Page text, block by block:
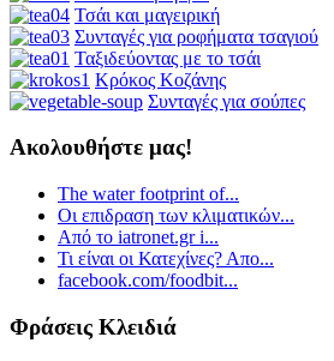
Τσάι και μαγειρική
Συνταγές για ροφήματα τσαγιού
Ταξιδεύοντας με το τσάι
Κρόκος Κοζάνης
Συνταγές για σούπες
Ακολουθήστε μας!
The water footprint of...
Οι επιδραση των κλιματικών...
Από το iatronet.gr i...
Τι είναι οι Κατεχίνες? Απο...
facebook.com/foodbit...
Φράσεις Κλειδιά